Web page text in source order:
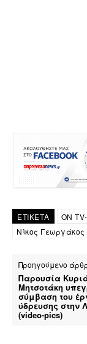
ΕΤΙΚΕΤΑ ON
Νίκος Γεωργάκος
Προηγούμενο
Παρουσία
Μητσοτάκη
σύμβαση του
ύδρευσης στην
(video-pics)